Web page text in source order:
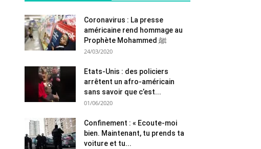
Coronavirus : La presse
américaine rend hommage au
Prophète Mohammed ﷺ
24/03/2020
Etats-Unis : des policiers
arrêtent un afro-américain
sans savoir que c’est...
01/06/2020
Confinement : « Ecoute-moi
bien. Maintenant, tu prends ta
voiture et tu...